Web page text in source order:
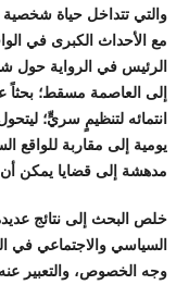
والتي تتداخل حياة شخصية
مع الأحداث الكبرى في
الرئيس في الرواية حول
إلى العاصمة مسقط؛
انتمائه لتنظيمٍ سريٍّ؛
يومية إلى مقاربة للواقع
مدهشة إلى قضايا يمكن أن
خلص البحث إلى نتائج
السياسي والاجتماعي في
وجه الخصوص، والتعبير